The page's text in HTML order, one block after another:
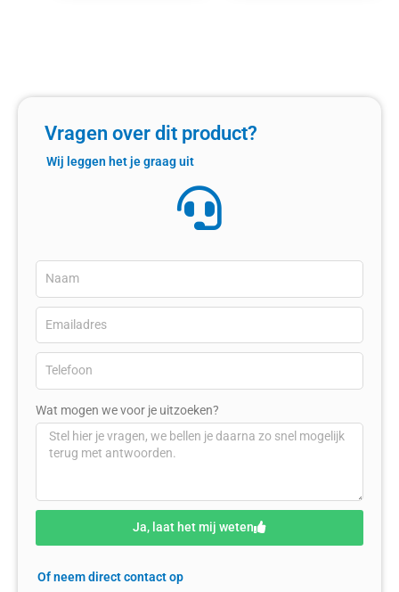
Vragen over dit product?
Wij leggen het je graag uit
Wat mogen we voor je uitzoeken?
Ja, laat het mij weten
Of neem direct contact op